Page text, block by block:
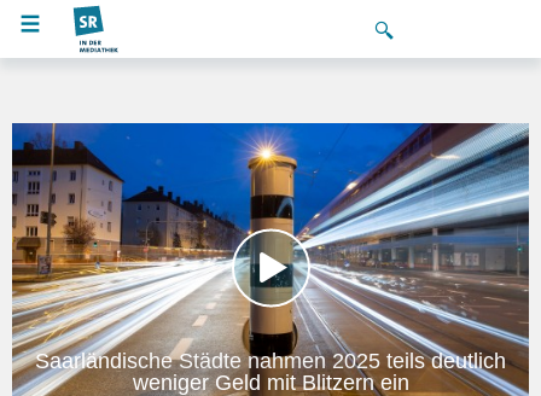
Saarländische Städte nahmen 2025 teils deutlich
weniger Geld mit Blitzern ein